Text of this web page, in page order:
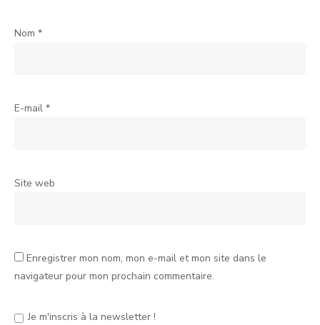
Nom *
E-mail *
Site web
Enregistrer mon nom, mon e-mail et mon site dans le
navigateur pour mon prochain commentaire.
Je m'inscris à la newsletter !